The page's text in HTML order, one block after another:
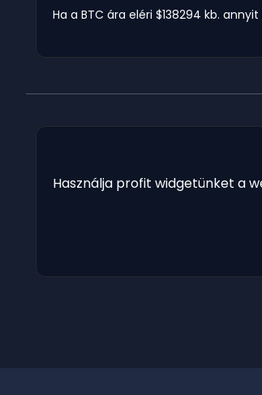
Ha a BTC ára eléri $138294 kb.
Használja profit widgetünket a